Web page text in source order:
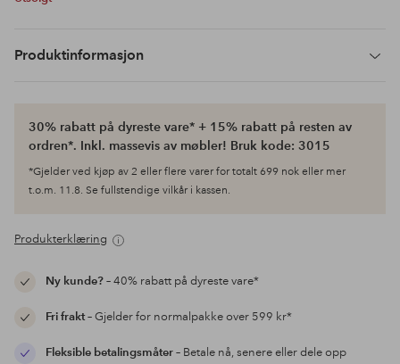
Produktinformasjon
30% rabatt på dyreste vare* + 15% rabatt på resten av
ordren*. Inkl. massevis av møbler! Bruk kode: 3015
*Gjelder ved kjøp av 2 eller flere varer for totalt 699 nok eller mer
t.o.m. 11.8. Se fullstendige vilkår i kassen.
Produkterklæring
Ny kunde?– 40% rabatt på dyreste vare*
Fri frakt– Gjelder for normalpakke over 599 kr*
Fleksible betalingsmåter– Betale nå, senere eller dele opp